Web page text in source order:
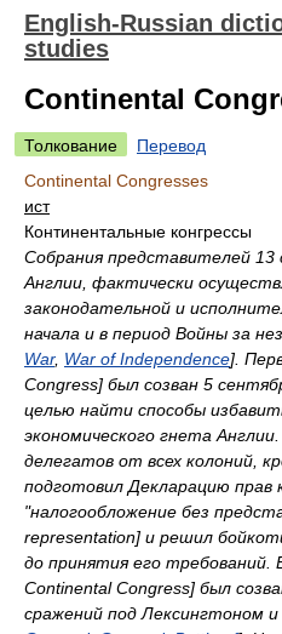
English-Russian
studies
Continental
Толкование
Перевод
Continental Congresses
ист
Континентальные конгрессы
Собрания представителей 13
Англии, фактически
законодательной и
начала и в период Войны за
War, War of Independence].
Congress] был созван 5
целью найти способы
экономического гнета
делегатов от всех колоний,
подготовил Декларацию прав
"налогообложение без
representation] и решил
до принятия его требований.
Continental Congress] был
сражений под Лексингтоном